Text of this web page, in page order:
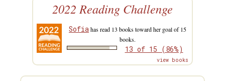
2022 Reading Challenge
Sofiahas read 13 books toward her goal of 15
books.
13 of 15 (86%)
view books